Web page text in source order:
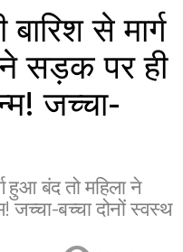
से मार्ग
सड़क पर ही
जच्चा-
हुआ बंद तो महिला ने
जच्चा-बच्चा दोनों स्वस्थ